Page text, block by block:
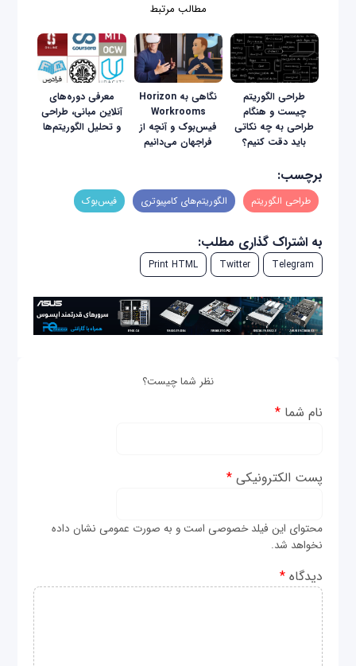
مطالب مرتبط
طراحی الگوریتم
چیست و هنگام
طراحی به چه نکاتی
باید دقت کنیم؟
نگاهی به Horizon
Workrooms
فیس‌بوک و آنچه از
فراجهان می‌دانیم
معرفی دوره‌های
آنلاین مبانی، طراحی
و تحلیل الگوریتم‌ها
برچسب:
طراحی الگوریتم الگوریتم‌های کامپیوتری فیس‌بوک
به اشتراک گذاری مطلب:
Telegram
Twitter
Print HTML
نظر شما چیست؟
نام شما*
پست الکترونیکی*
محتوای این فیلد خصوصی است و به صورت عمومی نشان داده
نخواهد شد.
دیدگاه*